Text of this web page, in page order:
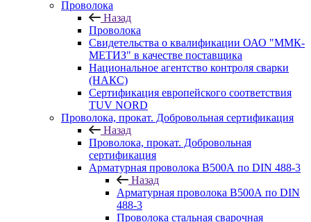
Проволока
Назад
Проволока
Свидетельства о квалификации ОАО "ММК-
МЕТИЗ" в качестве поставщика
Национальное агентство контроля сварки
(НАКС)
Сертификация европейского соответствия
TUV NORD
Проволока, прокат. Добровольная сертификация
Назад
Проволока, прокат. Добровольная
сертификация
Арматурная проволока В500А по DIN 488-3
Назад
Арматурная проволока В500А по DIN
488-3
Проволока стальная сварочная